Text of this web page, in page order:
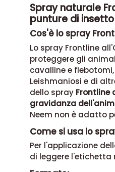
Spray naturale
punture di insetto
Cos'è lo spray
Lo spray Frontline
proteggere gli
cavalline e
Leishmaniosi e di
dello spray Frontline
gravidanza
Neem non è adatto
Come si usa lo
Per l'applicazione
di leggere